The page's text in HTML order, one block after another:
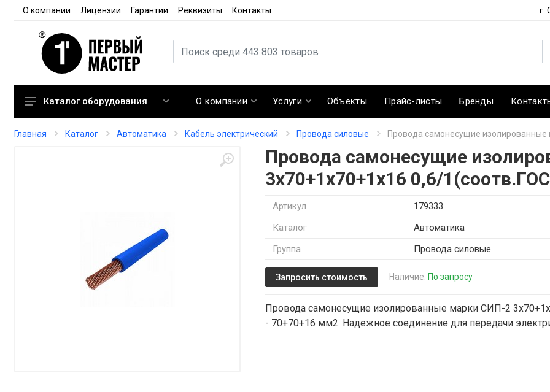
О компании Лицензии Гарантии Реквизиты Контакты г.
Кондиционирование
Каталог оборудования О компании Услуги Объекты Прайс-листы Бренды
Главная Каталог Автоматика Кабель электрический Провода силовые Провода самонесущие
Провода самонесущие
3х70+1х70+1х16 0,6/
Артикул
179333
Каталог
Автоматика
Группа
Провода силовые
Запросить стоимость Наличие: По запросу
Провода самонесущие изолированные марки СИП-2
- 70+70+16 мм2. Надежное соединение для передачи